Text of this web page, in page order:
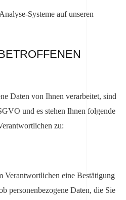
Systeme auf unseren
Daten von Ihnen verarbeitet, sind
und es stehen Ihnen folgende
zu:
Verantwortlichen eine Bestätigung
personenbezogene Daten, die Sie